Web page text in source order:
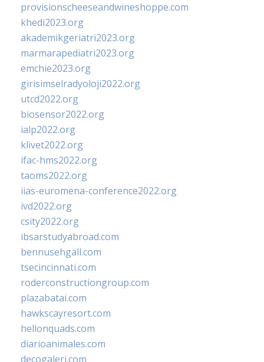
provisionscheeseandwineshoppe.com
khedi2023.org
akademikgeriatri2023.org
marmarapediatri2023.org
emchie2023.org
girisimselradyoloji2022.org
utcd2022.org
biosensor2022.org
ialp2022.org
klivet2022.org
ifac-hms2022.org
taoms2022.org
iias-euromena-conference2022.org
ivd2022.org
csity2022.org
ibsarstudyabroad.com
bennusehgall.com
tsecincinnati.com
roderconstructiongroup.com
plazabatai.com
hawkscayresort.com
hellonquads.com
diarioanimales.com
decogaleri.com